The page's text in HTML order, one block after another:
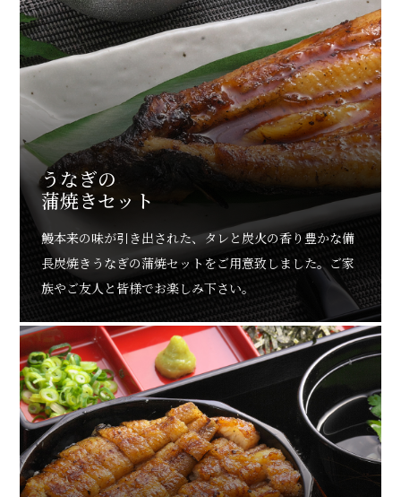
うなぎの
蒲焼きセット
鰻本来の味が引き出された、タレと炭火の香り豊かな備
長炭焼きうなぎの蒲焼セットをご用意致しました。ご家
族やご友人と皆様でお楽しみ下さい。